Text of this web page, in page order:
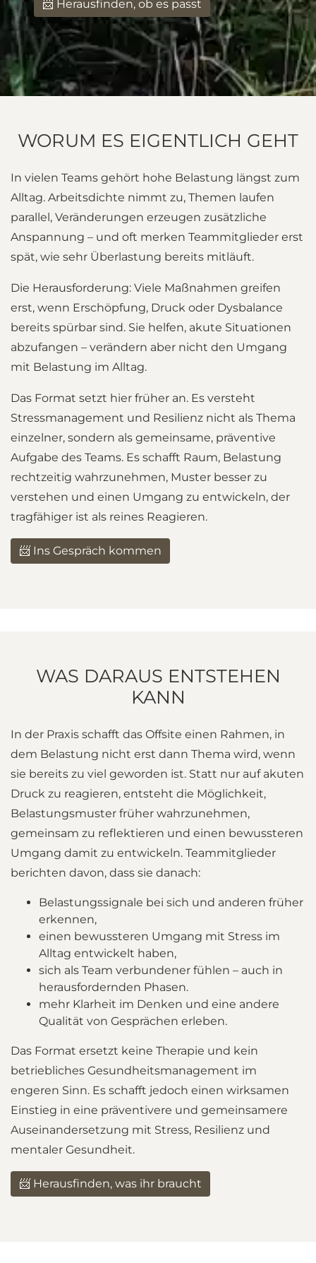
📨 Herausfinden, ob es passt
WORUM ES EIGENTLICH GEHT
In vielen Teams gehört hohe Belastung längst zum
Alltag. Arbeitsdichte nimmt zu, Themen laufen
parallel, Veränderungen erzeugen zusätzliche
Anspannung – und oft merken Teammitglieder erst
spät, wie sehr Überlastung bereits mitläuft.
Die Herausforderung: Viele Maßnahmen greifen
erst, wenn Erschöpfung, Druck oder Dysbalance
bereits spürbar sind. Sie helfen, akute Situationen
abzufangen – verändern aber nicht den Umgang
mit Belastung im Alltag.
Das Format setzt hier früher an. Es versteht
Stressmanagement und Resilienz nicht als Thema
einzelner, sondern als gemeinsame, präventive
Aufgabe des Teams. Es schafft Raum, Belastung
rechtzeitig wahrzunehmen, Muster besser zu
verstehen und einen Umgang zu entwickeln, der
tragfähiger ist als reines Reagieren.
📨 Ins Gespräch kommen
WAS DARAUS ENTSTEHEN
KANN
In der Praxis schafft das Offsite einen Rahmen, in
dem Belastung nicht erst dann Thema wird, wenn
sie bereits zu viel geworden ist. Statt nur auf akuten
Druck zu reagieren, entsteht die Möglichkeit,
Belastungsmuster früher wahrzunehmen,
gemeinsam zu reflektieren und einen bewussteren
Umgang damit zu entwickeln. Teammitglieder
berichten davon, dass sie danach:
Belastungssignale bei sich und anderen früher
erkennen,
einen bewussteren Umgang mit Stress im
Alltag entwickelt haben,
sich als Team verbundener fühlen – auch in
herausfordernden Phasen.
mehr Klarheit im Denken und eine andere
Qualität von Gesprächen erleben.
Das Format ersetzt keine Therapie und kein
betriebliches Gesundheitsmanagement im
engeren Sinn. Es schafft jedoch einen wirksamen
Einstieg in eine präventivere und gemeinsamere
Auseinandersetzung mit Stress, Resilienz und
mentaler Gesundheit.
📨 Herausfinden, was ihr braucht